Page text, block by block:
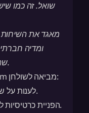
שואל. זה כמו
מאגד את השיחות
שהופך את העניינים לקלים עבור כולם.
הנה סקירה מהירה על מה Intercom מביאה לשולחן:
צ’אטבוטים מופעלי AI לענות על שאלות נפוצות.
הפניית כרטיסיות להפחתת העומס על סוכנים אנושיים.